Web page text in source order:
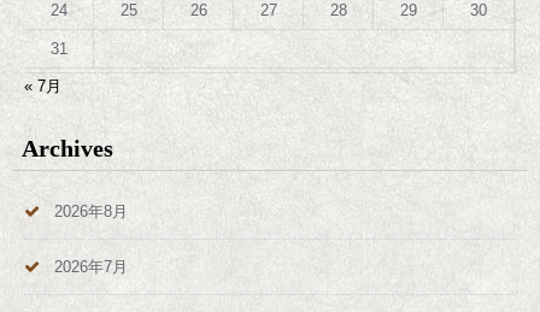
24 25 26 27 28 29 30
31
« 7月
Archives
2026年8月
2026年7月